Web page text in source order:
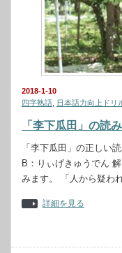
2018-1-10
四字熟語 日本語力向上ドリ
「李下瓜田」の読
「李下瓜田」の正しい
B：りぃげきゅうでん
みます。 「人から疑わ
詳細を見る